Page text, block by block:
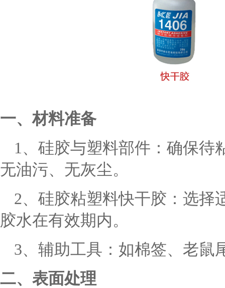
一、材料准备
1、硅胶与塑料部件：确保待
无油污、无灰尘。
2、硅胶粘塑料快干胶：选择
胶水在有效期内。
3、辅助工具：如棉签、老鼠
二、表面处理